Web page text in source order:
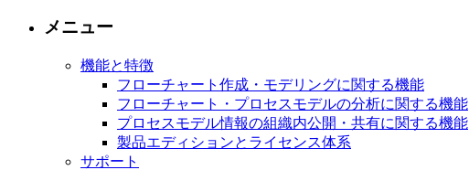
メニュー
機能と特徴
フローチャート作成・モデリングに関する機能
フローチャート・プロセスモデルの分析に関する機能
プロセスモデル情報の組織内公開・共有に関する機能
製品エディションとライセンス体系
サポート